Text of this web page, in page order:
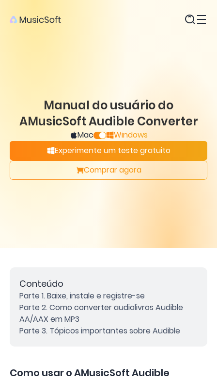
Manual do usuário do
AMusicSoft Audible Converter
Mac
Windows
Experimente um teste gratuito
Comprar agora
Conteúdo
Parte 1. Baixe, instale e registre-se
Parte 2. Como converter audiolivros Audible
AA/AAX em MP3
Parte 3. Tópicos importantes sobre Audible
Como usar o AMusicSoft Audible